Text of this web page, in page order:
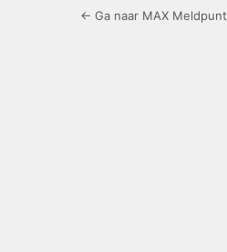
← Ga naar MAX Meldpunt